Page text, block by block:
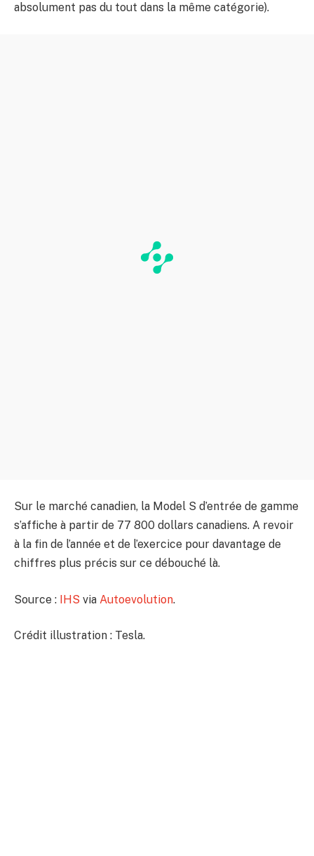
absolument pas du tout dans la même catégorie).
Sur le marché canadien, la Model S d’entrée de gamme
s’affiche à partir de 77 800 dollars canadiens. A revoir
à la fin de l’année et de l’exercice pour davantage de
chiffres plus précis sur ce débouché là.
Source : IHS via Autoevolution.
Crédit illustration : Tesla.